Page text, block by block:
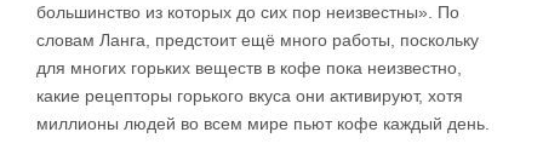
большинство из которых до сих пор неизвестны». По
словам Ланга, предстоит ещё много работы, поскольку
для многих горьких веществ в кофе пока неизвестно,
какие рецепторы горького вкуса они активируют, хотя
миллионы людей во всем мире пьют кофе каждый день.